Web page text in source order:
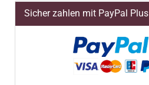
Sicher zahlen mit PayPal Plus